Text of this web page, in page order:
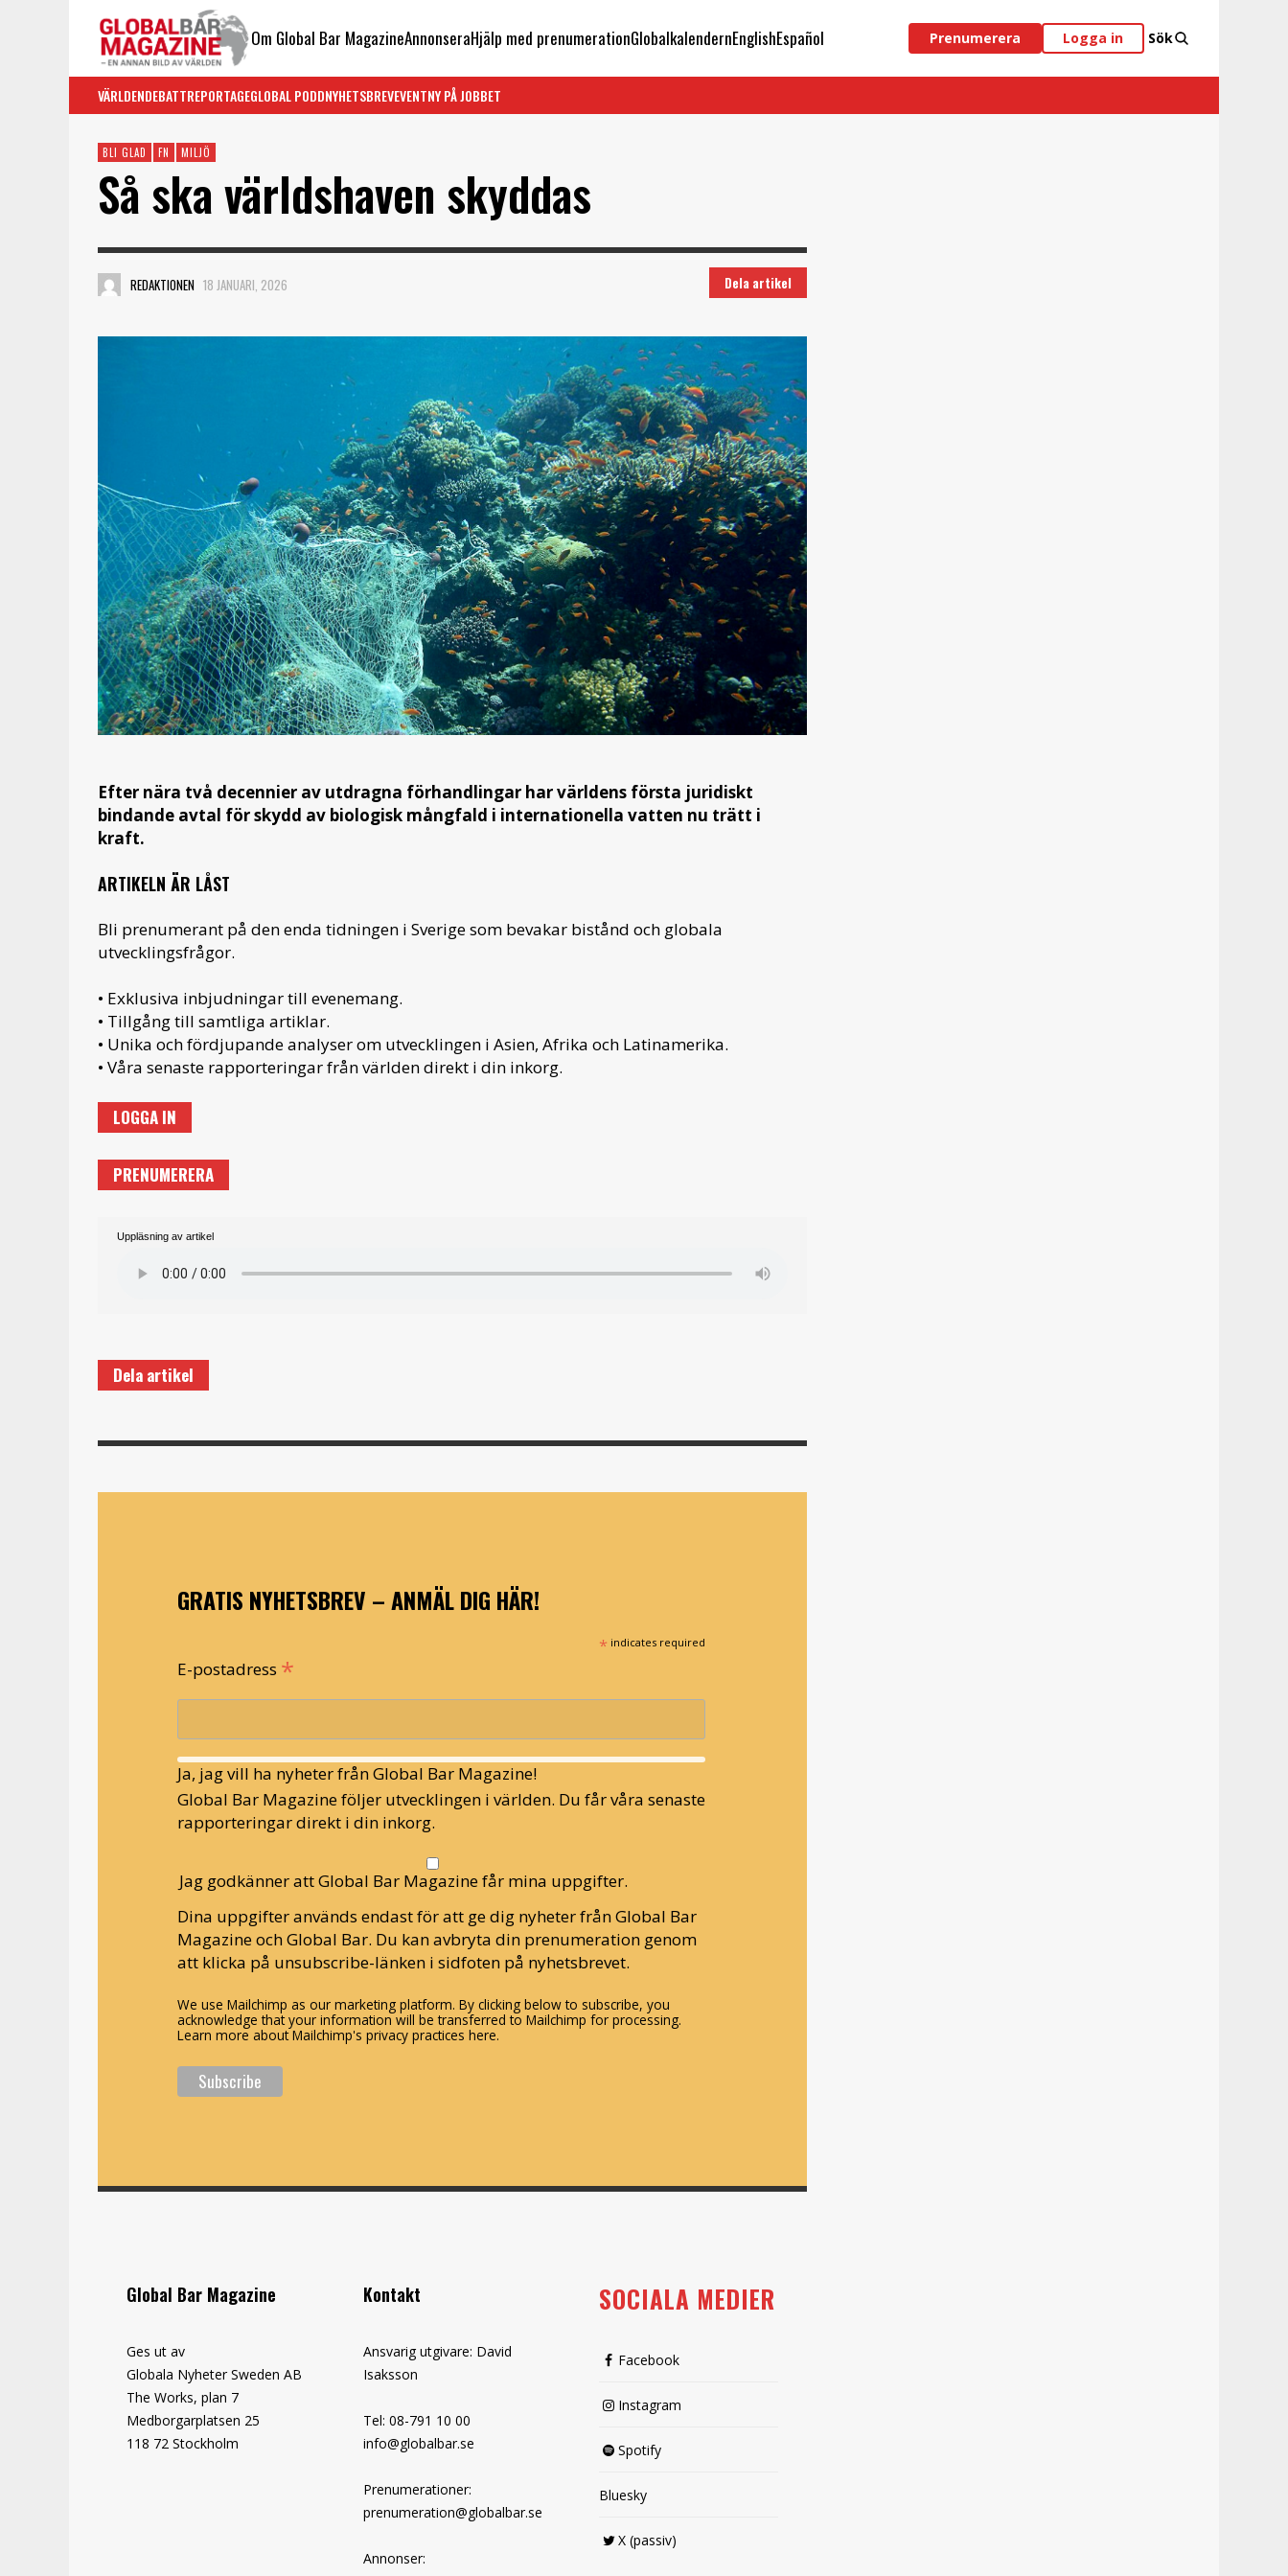
Om Global Bar MagazineAnnonseraHjälp med prenumerationGlobalkalendernEnglishEspañol Prenumerera Logga in Sök
VÄRLDENDEBATTREPORTAGEGLOBAL PODDNYHETSBREVEVENTNY PÅ JOBBET
BLI GLAD FN MILJÖ
Så ska världshaven skyddas
REDAKTIONEN 18 JANUARI, 2026 Dela artikel
Efter nära två decennier av utdragna förhandlingar har världens första juridiskt
bindande avtal för skydd av biologisk mångfald i internationella vatten nu trätt i
kraft.
ARTIKELN ÄR LÅST
Bli prenumerant på den enda tidningen i Sverige som bevakar bistånd och globala
utvecklingsfrågor.
• Exklusiva inbjudningar till evenemang.
• Tillgång till samtliga artiklar.
• Unika och fördjupande analyser om utvecklingen i Asien, Afrika och Latinamerika.
• Våra senaste rapporteringar från världen direkt i din inkorg.
LOGGA IN
PRENUMERERA
Uppläsning av artikel
Dela artikel
GRATIS NYHETSBREV – ANMÄL DIG HÄR!
* indicates required
E-postadress *
Ja, jag vill ha nyheter från Global Bar Magazine!
Global Bar Magazine följer utvecklingen i världen. Du får våra senaste
rapporteringar direkt i din inkorg.
Jag godkänner att Global Bar Magazine får mina uppgifter.
Dina uppgifter används endast för att ge dig nyheter från Global Bar
Magazine och Global Bar. Du kan avbryta din prenumeration genom
att klicka på unsubscribe-länken i sidfoten på nyhetsbrevet.
We use Mailchimp as our marketing platform. By clicking below to subscribe, you
acknowledge that your information will be transferred to Mailchimp for processing.
Learn more about Mailchimp's privacy practices here.
Global Bar Magazine
Ges ut av
Globala Nyheter Sweden AB
The Works, plan 7
Medborgarplatsen 25
118 72 Stockholm
Kontakt
Ansvarig utgivare: David
Isaksson
Tel: 08-791 10 00
info@globalbar.se
Prenumerationer:
prenumeration@globalbar.se
Annonser:
SOCIALA MEDIER
Facebook
Instagram
Spotify
Bluesky
X (passiv)